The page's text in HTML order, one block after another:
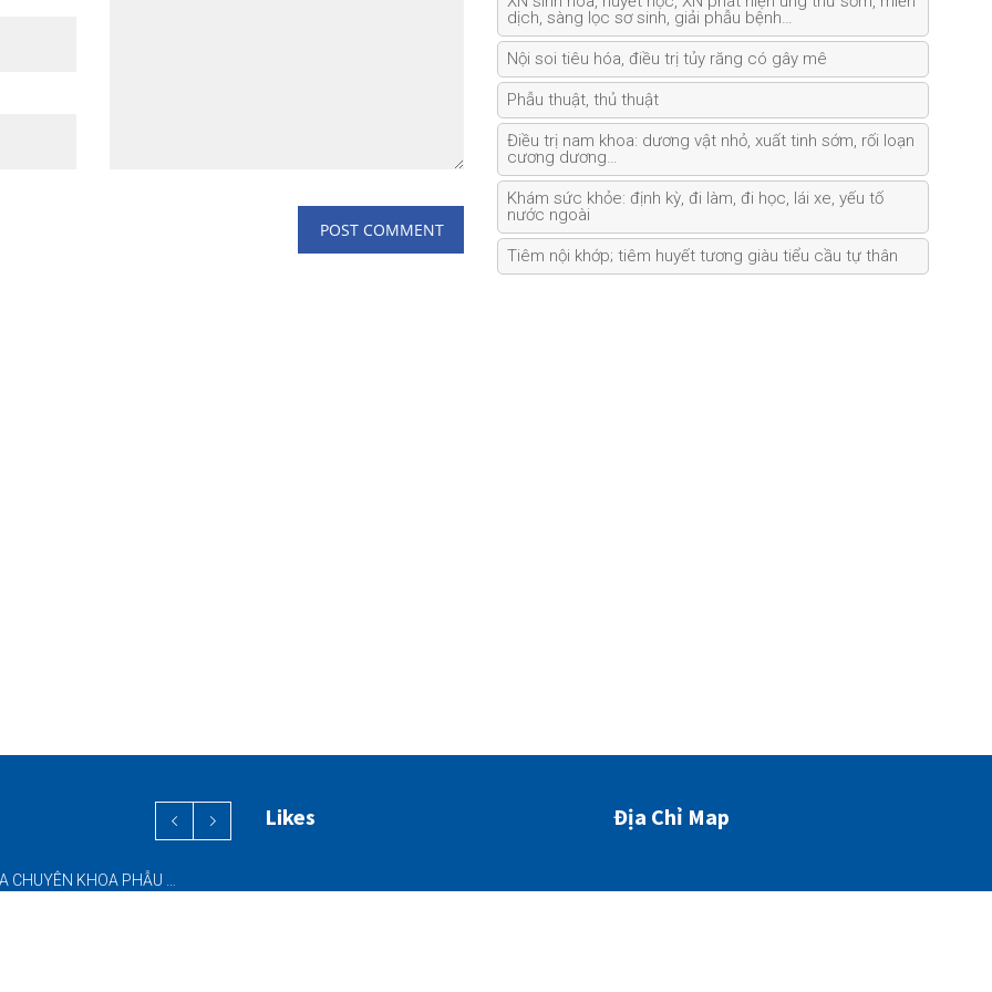
dịch, sàng lọc sơ sinh, giải phẫu bệnh…
Nội soi tiêu hóa, điều trị tủy răng có gây mê
Phẫu thuật, thủ thuật
Điều trị nam khoa: dương vật nhỏ, xuất tinh sớm, rối loạn
cương dương…
Khám sức khỏe: định kỳ, đi làm, đi học, lái xe, yếu tố
nước ngoài
Tiêm nội khớp; tiêm huyết tương giàu tiểu cầu tự thân
PHỐI HỢP ĐA CHUYÊN KHOA PHẪU THUẬT NỘI SOI “2 TRONG 1” THÀNH CÔNG CHO BỆNH NHÂN 69 TUỔI MẮC ĐỒNG THỜI HAI BỆNH LÝ NẶNG
Likes Địa Chỉ Map